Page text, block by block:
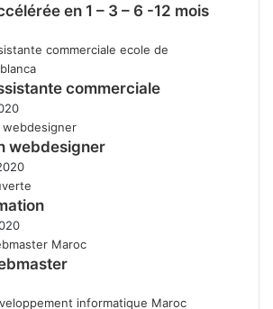
en 1 – 3 – 6 -12 mois
commerciale
webdesigner